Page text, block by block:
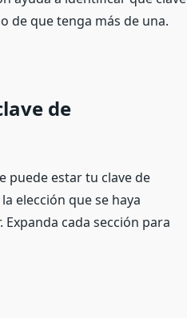
de que tenga más de una.
de
puede estar tu clave de
elección que se haya
cada sección para